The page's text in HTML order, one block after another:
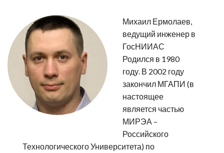
Михаил Ермолаев,
ведущий инженер в
ГосНИИАС
Родился в 1980
году. В 2002 году
закончил МГАПИ (в
настоящее
является частью
МИРЭА –
Российского
Технологического Университета) по